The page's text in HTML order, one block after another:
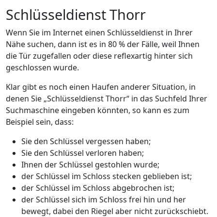
Schlüsseldienst Thorr
Wenn Sie im Internet einen Schlüsseldienst in Ihrer
Nähe suchen, dann ist es in 80 % der Fälle, weil Ihnen
die Tür zugefallen oder diese reflexartig hinter sich
geschlossen wurde.
Klar gibt es noch einen Haufen anderer Situation, in
denen Sie „Schlüsseldienst Thorr“ in das Suchfeld Ihrer
Suchmaschine eingeben könnten, so kann es zum
Beispiel sein, dass:
Sie den Schlüssel vergessen haben;
Sie den Schlüssel verloren haben;
Ihnen der Schlüssel gestohlen wurde;
der Schlüssel im Schloss stecken geblieben ist;
der Schlüssel im Schloss abgebrochen ist;
der Schlüssel sich im Schloss frei hin und her
bewegt, dabei den Riegel aber nicht zurückschiebt.